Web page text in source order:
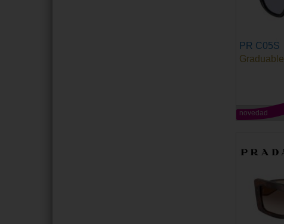
PR C05S
Graduable
novedad